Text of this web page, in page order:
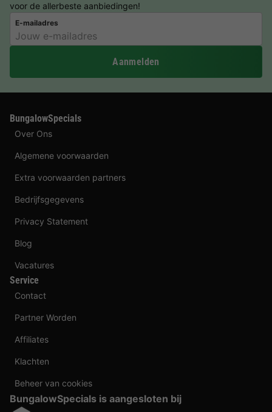
voor de allerbeste aanbiedingen!
E-mailadres
Aanmelden
BungalowSpecials
Over Ons
Algemene voorwaarden
Extra voorwaarden partners
Bedrijfsgegevens
Privacy Statement
Blog
Vacatures
Service
Contact
Partner Worden
Affiliates
Klachten
Beheer van cookies
BungalowSpecials is aangesloten bij